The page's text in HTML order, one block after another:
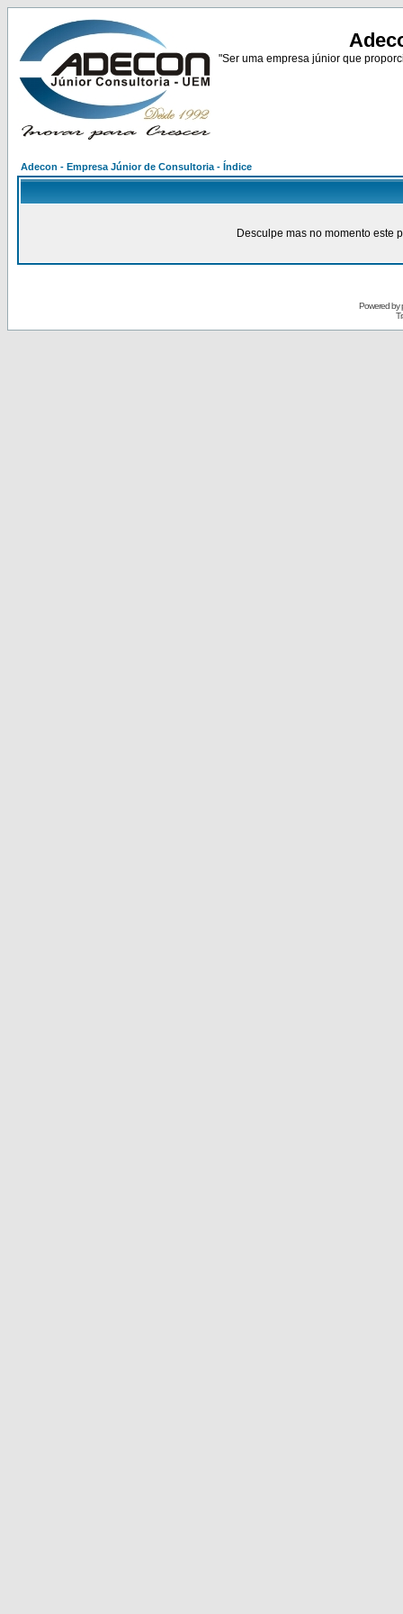
"Ser uma empresa júnior que
Adecon - Empresa Júnior de Consultoria - Índice
Desculpe mas no momento este
Powered by